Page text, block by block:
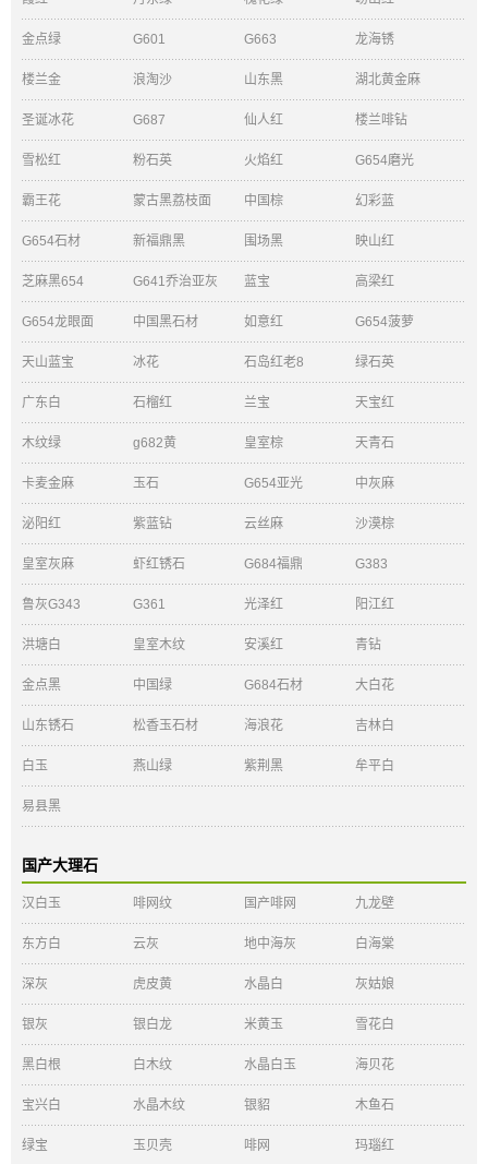
金点绿 G601 G663 龙海锈
楼兰金 浪淘沙 山东黑 湖北黄金麻
圣诞冰花 G687 仙人红 楼兰啡钻
雪松红 粉石英 火焰红 G654磨光
霸王花 蒙古黑荔枝面 中国棕 幻彩蓝
G654石材 新福鼎黑 围场黑 映山红
芝麻黑654 G641乔治亚灰 蓝宝 高梁红
G654龙眼面 中国黑石材 如意红 G654菠萝
天山蓝宝 冰花 石岛红老8 绿石英
广东白 石榴红 兰宝 天宝红
木纹绿 g682黄 皇室棕 天青石
卡麦金麻 玉石 G654亚光 中灰麻
泌阳红 紫蓝钻 云丝麻 沙漠棕
皇室灰麻 虾红锈石 G684福鼎 G383
鲁灰G343 G361 光泽红 阳江红
洪塘白 皇室木纹 安溪红 青钻
金点黑 中国绿 G684石材 大白花
山东锈石 松香玉石材 海浪花 吉林白
白玉 燕山绿 紫荆黑 牟平白
易县黑
国产大理石
汉白玉 啡网纹 国产啡网 九龙壁
东方白 云灰 地中海灰 白海棠
深灰 虎皮黄 水晶白 灰姑娘
银灰 银白龙 米黄玉 雪花白
黑白根 白木纹 水晶白玉 海贝花
宝兴白 水晶木纹 银貂 木鱼石
绿宝 玉贝壳 啡网 玛瑙红